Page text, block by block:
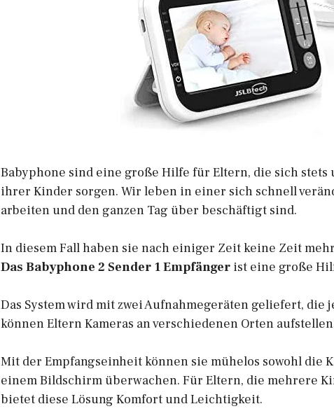
Babyphone sind eine große Hilfe für Eltern, die sich
ihrer Kinder sorgen. Wir leben in einer sich schnell
arbeiten und den ganzen Tag über beschäftigt sind.
In diesem Fall haben sie nach einiger Zeit keine Zeit
Das Babyphone 2 Sender 1 Empfänger ist eine große
Das System wird mit zwei Aufnahmegeräten geliefert,
können Eltern Kameras an verschiedenen Orten
Mit der Empfangseinheit können sie mühelos sowohl die
einem Bildschirm überwachen. Für Eltern, die mehrere
bietet diese Lösung Komfort und Leichtigkeit.